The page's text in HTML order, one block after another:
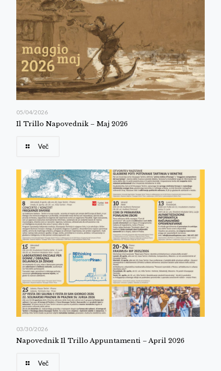
05/04/2026
Il Trillo Napovednik – Maj 2026
Več
03/30/2026
Napovednik Il Trillo Appuntamenti – April 2026
Več